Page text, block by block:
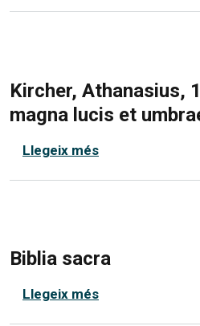
Kircher, Athanasius,
magna lucis et
Llegeix méssobre Kircher,
Biblia sacra
Llegeix méssobre Biblia